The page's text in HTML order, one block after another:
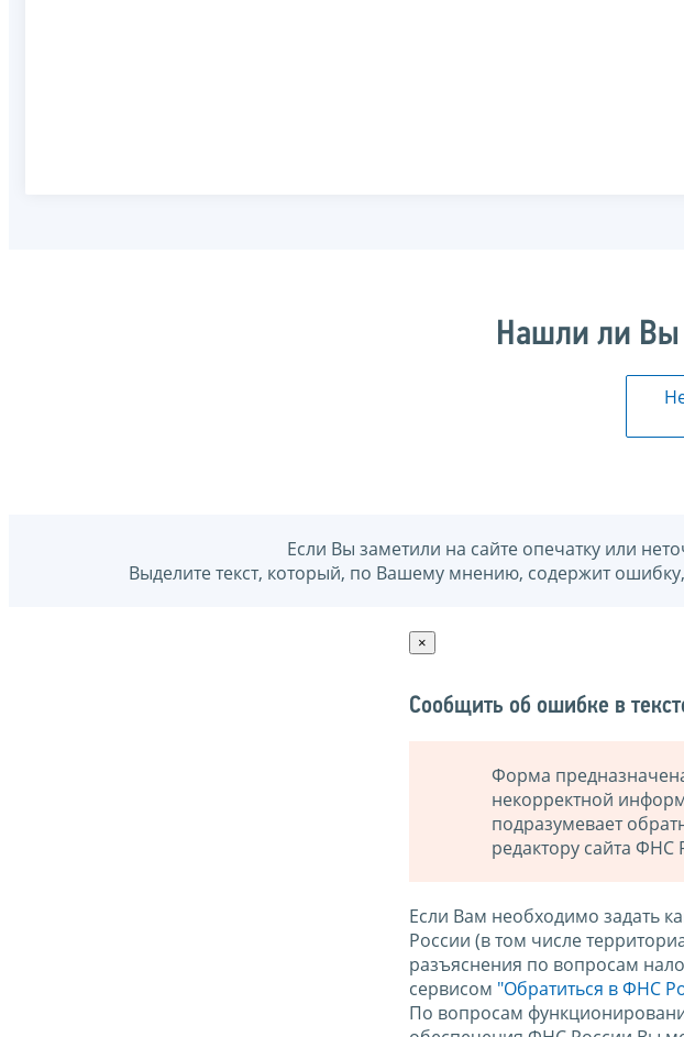
Нашли ли
Если Вы заметили на сайте опечатку или
Выделите текст, который, по Вашему мнению, содержит
×
Сообщить об ошибке в
Форма
некорректной
подразумевает
редактору сайта ФНС
Если Вам необходимо задать
России (в том числе
разъяснения по вопросам
сервисом "Обратиться в ФНС
По вопросам